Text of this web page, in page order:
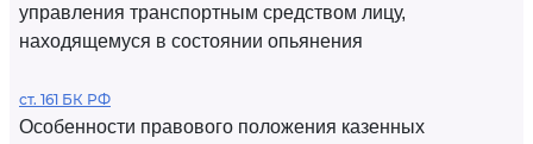
управления транспортным средством лицу,
находящемуся в состоянии опьянения
ст. 161 БК РФ
Особенности правового положения казенных